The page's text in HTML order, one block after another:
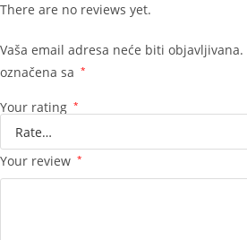
There are no reviews yet.
Vaša email adresa neće biti objavljivana.
označena sa *
Your rating *
Your review *